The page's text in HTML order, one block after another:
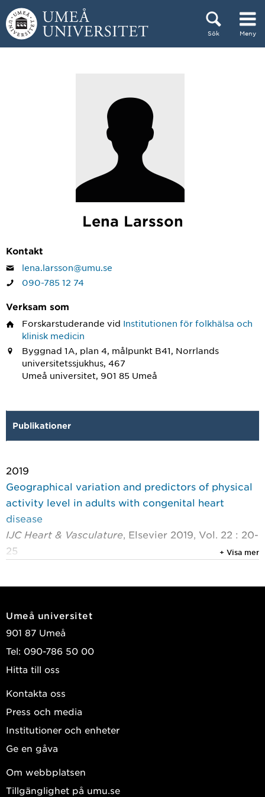
Hoppa direkt till innehållet
Sök Meny
Lena Larsson
Kontakt
lena.larsson@umu.se
090-785 12 74
Verksam som
Forskarstuderande vid Institutionen för folkhälsa och
klinisk medicin
Byggnad 1A, plan 4, målpunkt B41, Norrlands
universitetssjukhus, 467
Umeå universitet, 901 85 Umeå
Publikationer
2019
Geographical variation and predictors of physical
activity level in adults with congenital heart
disease
IJC Heart & Vasculature, Elsevier 2019, Vol. 22 : 20-
25
their physical activity level
IJC Heart & Vasculature
17
Larsson, Lena; Johansson, Bengt; Wadell, Karin; et
2019
Aerobic capacity in adolescence is associated
septal defects
International Journal of Cardiology
+ Visa mer
Umeå universitet
901 87 Umeå
Tel: 090-786 50 00
Hitta till oss
Kontakta oss
Press och media
Institutioner och enheter
Ge en gåva
Om webbplatsen
Tillgänglighet på umu.se